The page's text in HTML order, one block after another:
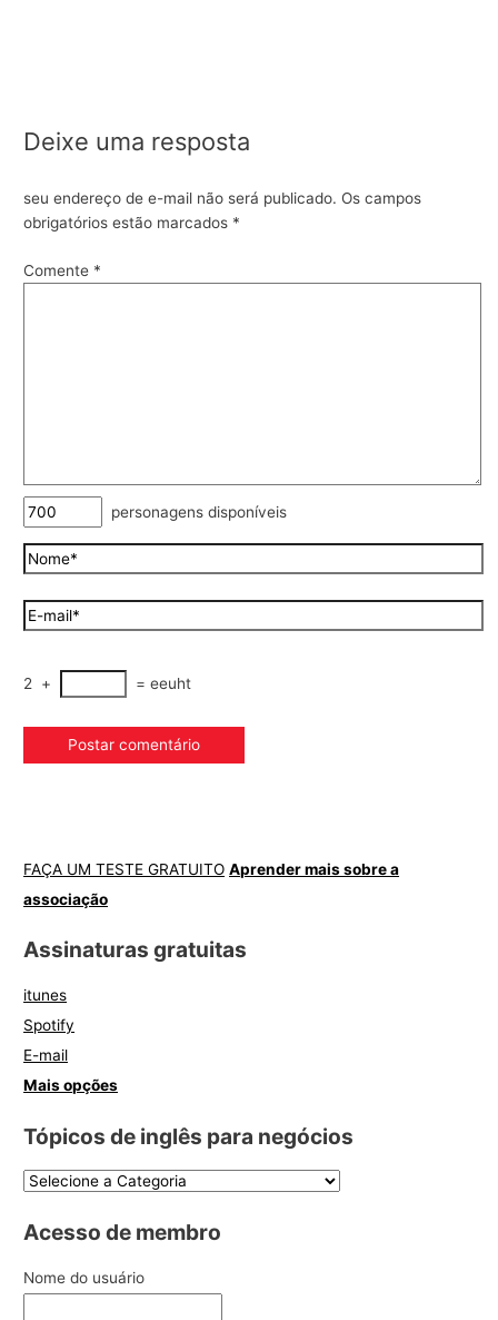
Deixe uma resposta
seu endereço de e-mail não será publicado. Os campos
obrigatórios estão marcados *
Comente *
personagens disponíveis
2 + = eeuht
FAÇA UM TESTE GRATUITO Aprender mais sobre a
associação
Assinaturas gratuitas
itunes
Spotify
E-mail
Mais opções
Tópicos de inglês para negócios
Acesso de membro
Nome do usuário